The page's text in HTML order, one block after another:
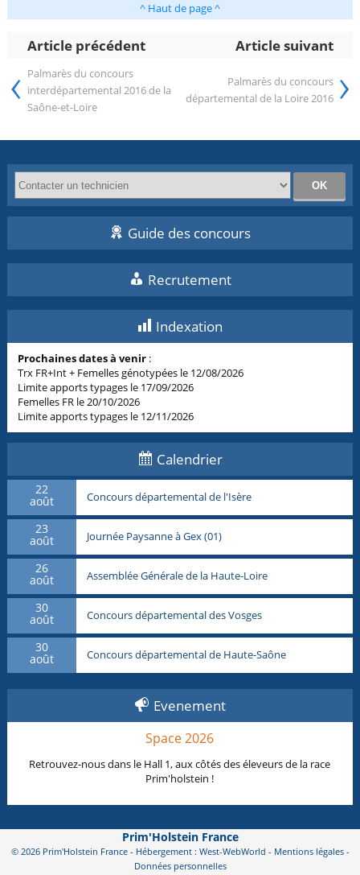
^ Haut de page ^
Article précédent Article suivant
‹ Palmarès du concours
interdépartemental 2016 de la
Saône-et-Loire
Palmarès du concours
départemental de la Loire 2016 ›
Guide des concours
Recrutement
Indexation
Prochaines dates à venir :
Trx FR+Int + Femelles génotypées le 12/08/2026
Limite apports typages le 17/09/2026
Femelles FR le 20/10/2026
Limite apports typages le 12/11/2026
Calendrier
22
août Concours départemental de l'Isère
23
août Journée Paysanne à Gex (01)
26
août Assemblée Générale de la Haute-Loire
30
août Concours départemental des Vosges
30
août Concours départemental de Haute-Saône
Evenement
Space 2026
Retrouvez-nous dans le Hall 1, aux côtés des éleveurs de la race
Prim'holstein !
Prim'Holstein France
© 2026 Prim'Holstein France - Hébergement : West-WebWorld - Mentions légales-
Données personnelles